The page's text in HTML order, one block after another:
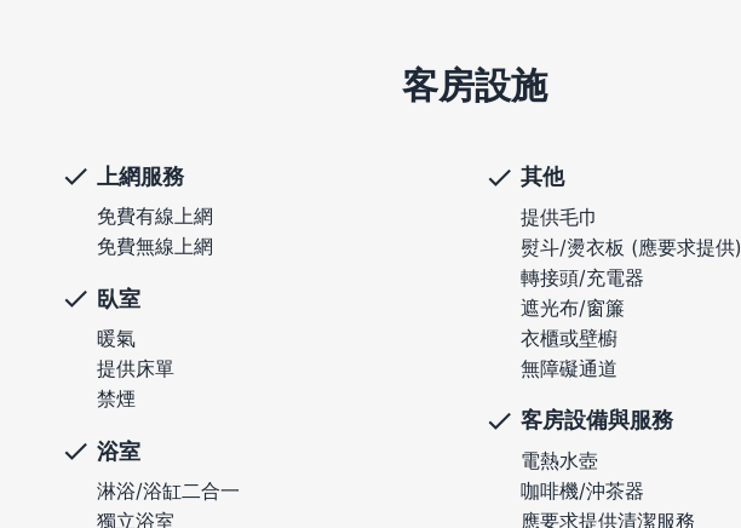
客房設施
上網服務
免費有線上網
免費無線上網
臥室
暖氣
提供床單
禁煙
浴室
淋浴/浴缸二合一
獨立浴室
其他
提供毛巾
熨斗/燙衣板 (應要求提供)
轉接頭/充電器
遮光布/窗簾
衣櫃或壁櫥
無障礙通道
客房設備與服務
電熱水壺
咖啡機/沖茶器
應要求提供清潔服務